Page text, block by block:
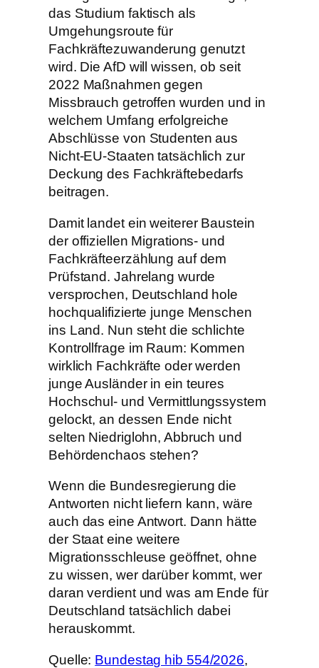
das Studium faktisch als
Umgehungsroute für
Fachkräftezuwanderung genutzt
wird. Die AfD will wissen, ob seit
2022 Maßnahmen gegen
Missbrauch getroffen wurden und in
welchem Umfang erfolgreiche
Abschlüsse von Studenten aus
Nicht-EU-Staaten tatsächlich zur
Deckung des Fachkräftebedarfs
beitragen.
Damit landet ein weiterer Baustein
der offiziellen Migrations- und
Fachkräfteerzählung auf dem
Prüfstand. Jahrelang wurde
versprochen, Deutschland hole
hochqualifizierte junge Menschen
ins Land. Nun steht die schlichte
Kontrollfrage im Raum: Kommen
wirklich Fachkräfte oder werden
junge Ausländer in ein teures
Hochschul- und Vermittlungssystem
gelockt, an dessen Ende nicht
selten Niedriglohn, Abbruch und
Behördenchaos stehen?
Wenn die Bundesregierung die
Antworten nicht liefern kann, wäre
auch das eine Antwort. Dann hätte
der Staat eine weitere
Migrationsschleuse geöffnet, ohne
zu wissen, wer darüber kommt, wer
daran verdient und was am Ende für
Deutschland tatsächlich dabei
herauskommt.
Quelle: Bundestag hib 554/2026,